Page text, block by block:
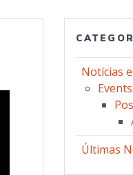
Notícias
Events
Últimas